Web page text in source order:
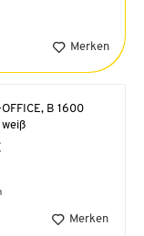
Merken
B 1600
Merken